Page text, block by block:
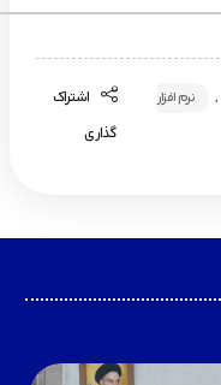
,
نرم افزار
اشتراک
گذاری